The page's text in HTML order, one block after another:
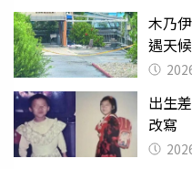
木乃
遇天
出生
改寫